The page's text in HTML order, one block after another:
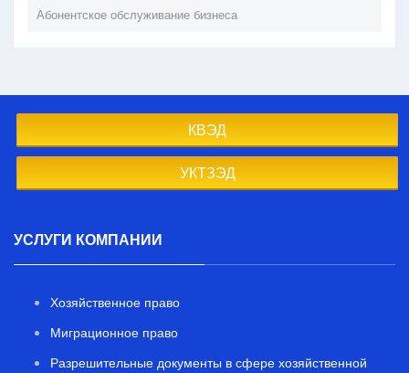
Абонентское обслуживание бизнеса
КВЭД
УКТЗЭД
УСЛУГИ КОМПАНИИ
Хозяйственное право
Миграционное право
Разрешительные документы в сфере хозяйственной